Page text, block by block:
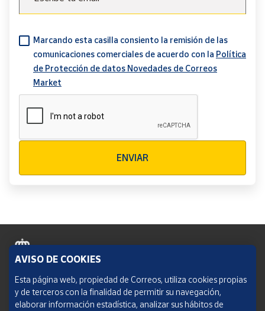
Marcando esta casilla consiento la remisión de las
comunicaciones comerciales de acuerdo con la Política
de Protección de datos Novedades de Correos
Market
ENVIAR
Política de cookies
Aviso legal
AVISO DE COOKIES
Esta página web, propiedad de Correos, utiliza cookies propias
y de terceros con la finalidad de permitir su navegación,
elaborar información estadística, analizar sus hábitos de